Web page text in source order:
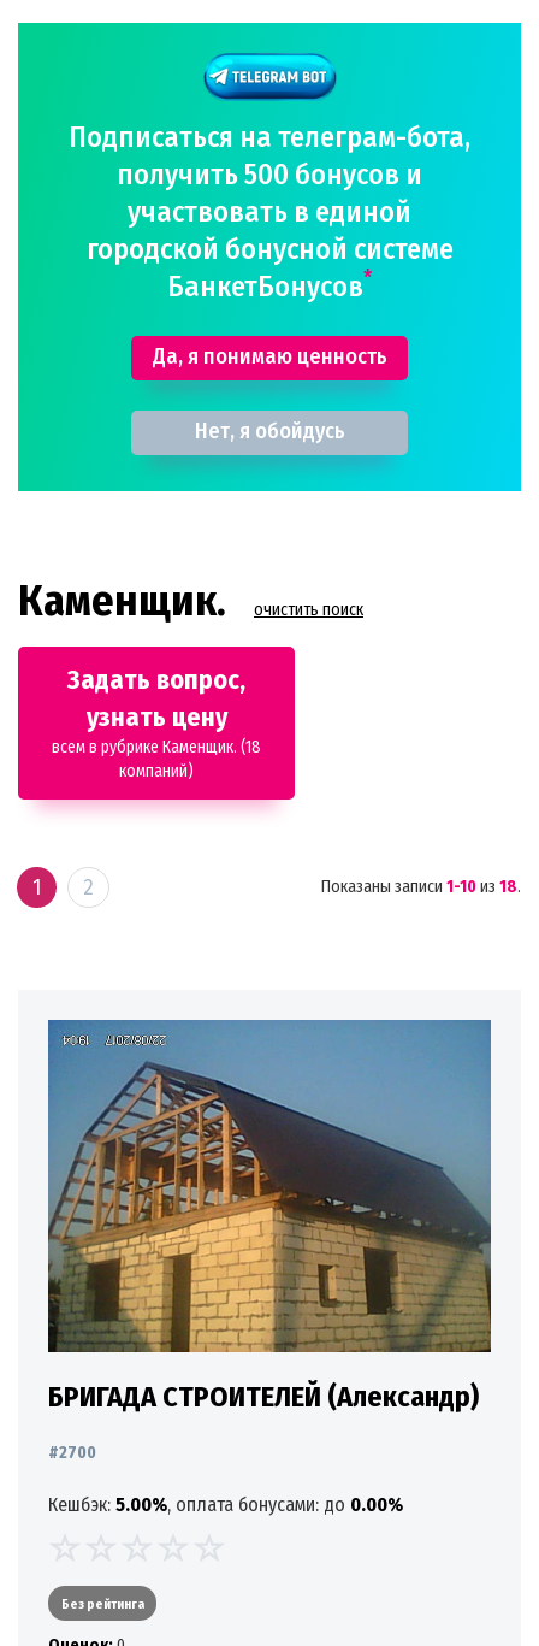
Подписаться на телеграм-бота,
получить 500 бонусов и
участвовать в единой
городской бонусной системе
БанкетБонусов*
Да, я понимаю ценность
Нет, я обойдусь
Каменщик. очистить поиск
Задать вопрос,
узнать цену
всем в рубрике Каменщик. (18
компаний)
1 2 Показаны записи 1-10из 18.
БРИГАДА СТРОИТЕЛЕЙ (Александр)
#2700
Кешбэк: 5.00%, оплата бонусами: до 0.00%
Без рейтинга